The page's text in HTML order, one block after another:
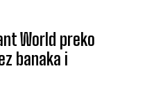
World preko
banaka i